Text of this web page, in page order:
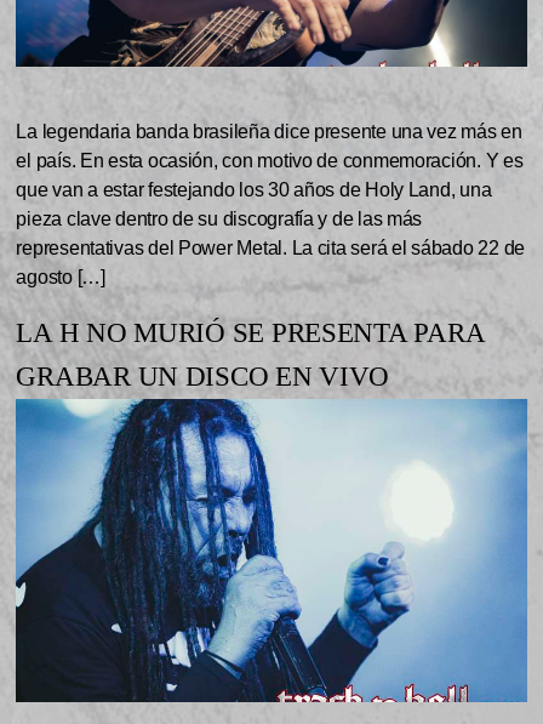
La legendaria banda brasileña dice presente una vez más en
el país. En esta ocasión, con motivo de conmemoración. Y es
que van a estar festejando los 30 años de Holy Land, una
pieza clave dentro de su discografía y de las más
representativas del Power Metal. La cita será el sábado 22 de
agosto […]
LA H NO MURIÓ SE PRESENTA PARA
GRABAR UN DISCO EN VIVO